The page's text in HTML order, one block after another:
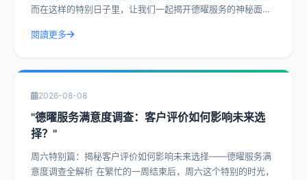
而在这样的特别日子里，让我们一起揭开德曜服务的神秘面
閱讀更多
2026-08-08
"德曜服务满意度调查：客户评价如何影响未来选
择？"
周六特别篇：揭秘客户评价如何影响未来选择——德曜服务满
意度调查全解析 在繁忙的一周结束后，周六这个特别的时光，